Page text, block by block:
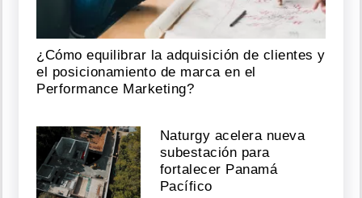
¿Cómo equilibrar la adquisición de clientes y
el posicionamiento de marca en el
Performance Marketing?
Naturgy acelera nueva
subestación para
fortalecer Panamá
Pacífico